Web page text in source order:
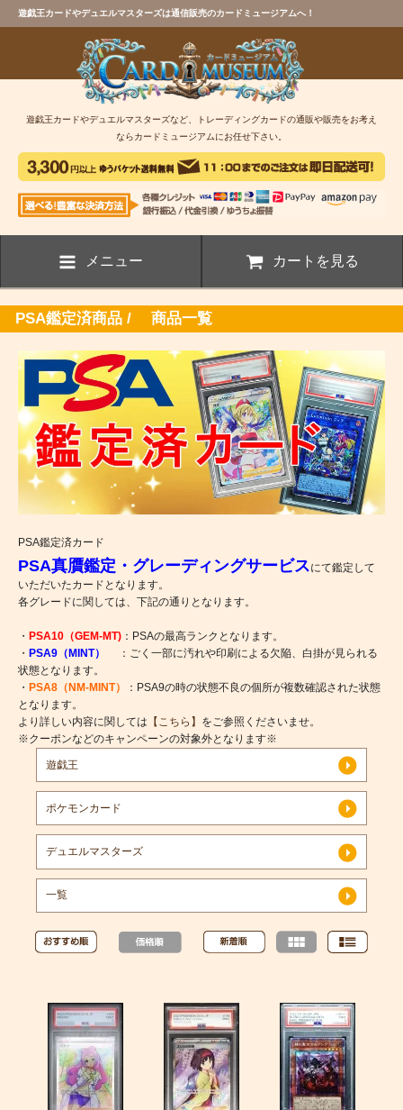
遊戯王カードやデュエルマスターズは通信販売のカードミュージアムへ！
遊戯王カードやデュエルマスターズなど、トレーディングカードの通販や販売をお考え
ならカードミュージアムにお任せ下さい。
メニュー カートを見る
PSA鑑定済商品 / 商品一覧
PSA鑑定済カード
PSA真贋鑑定・グレーディングサービスにて鑑定して
いただいたカードとなります。
各グレードに関しては、下記の通りとなります。
・ PSA10（GEM-MT) ：PSAの最高ランクとなります。
・ PSA9（MINT）
：ごく一部に汚れや印刷による欠陥、白掛が見られる
状態となります。
・ PSA8（NM-MINT）
：PSA9の時の状態不良の個所が複数確認された状態
となります。
より詳しい内容に関しては 【こちら】 をご参照くださいませ。
※クーポンなどのキャンペーンの対象外となります※
遊戯王
ポケモンカード
デュエルマスターズ
一覧